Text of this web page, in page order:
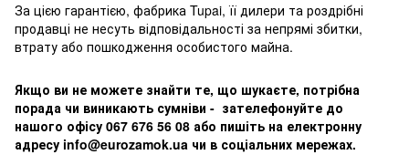
За цією гарантією, фабрика Tupai, її дилери та роздрібні
продавці не несуть відповідальності за непрямі збитки,
втрату або пошкодження особистого майна.
Якщо ви не можете знайти те, що шукаєте, потрібна
порада чи виникають сумніви - зателефонуйте до
нашого офісу 067 676 56 08 або пишіть на електронну
адресу info@eurozamok.ua чи в соціальних мережах.